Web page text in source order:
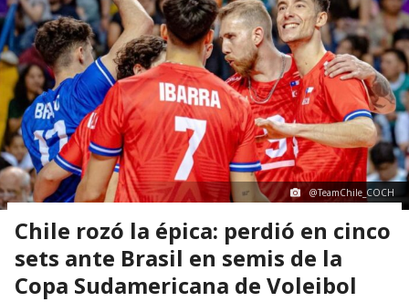
@TeamChile_COCH
Chile rozó la épica: perdió en cinco
sets ante Brasil en semis de la
Copa Sudamericana de Voleibol